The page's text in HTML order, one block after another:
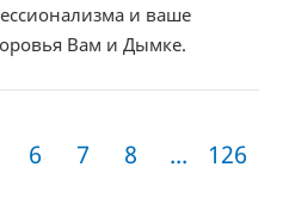
и ваше
Вам и Дымке.
6 7 8 ...
126